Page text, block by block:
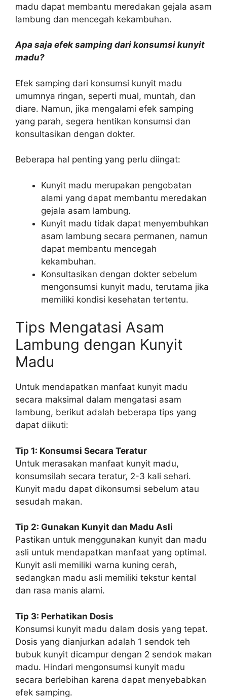
madu dapat membantu meredakan gejala asam
lambung dan mencegah kekambuhan.
Apa saja efek samping dari konsumsi kunyit
madu?
Efek samping dari konsumsi kunyit madu
umumnya ringan, seperti mual, muntah, dan
diare. Namun, jika mengalami efek samping
yang parah, segera hentikan konsumsi dan
konsultasikan dengan dokter.
Beberapa hal penting yang perlu diingat:
Kunyit madu merupakan pengobatan
alami yang dapat membantu meredakan
gejala asam lambung.
Kunyit madu tidak dapat menyembuhkan
asam lambung secara permanen, namun
dapat membantu mencegah
kekambuhan.
Konsultasikan dengan dokter sebelum
mengonsumsi kunyit madu, terutama jika
memiliki kondisi kesehatan tertentu.
Tips Mengatasi Asam
Lambung dengan Kunyit
Madu
Untuk mendapatkan manfaat kunyit madu
secara maksimal dalam mengatasi asam
lambung, berikut adalah beberapa tips yang
dapat diikuti:
Tip 1: Konsumsi Secara Teratur
Untuk merasakan manfaat kunyit madu,
konsumsilah secara teratur, 2-3 kali sehari.
Kunyit madu dapat dikonsumsi sebelum atau
sesudah makan.
Tip 2: Gunakan Kunyit dan Madu Asli
Pastikan untuk menggunakan kunyit dan madu
asli untuk mendapatkan manfaat yang optimal.
Kunyit asli memiliki warna kuning cerah,
sedangkan madu asli memiliki tekstur kental
dan rasa manis alami.
Tip 3: Perhatikan Dosis
Konsumsi kunyit madu dalam dosis yang tepat.
Dosis yang dianjurkan adalah 1 sendok teh
bubuk kunyit dicampur dengan 2 sendok makan
madu. Hindari mengonsumsi kunyit madu
secara berlebihan karena dapat menyebabkan
efek samping.